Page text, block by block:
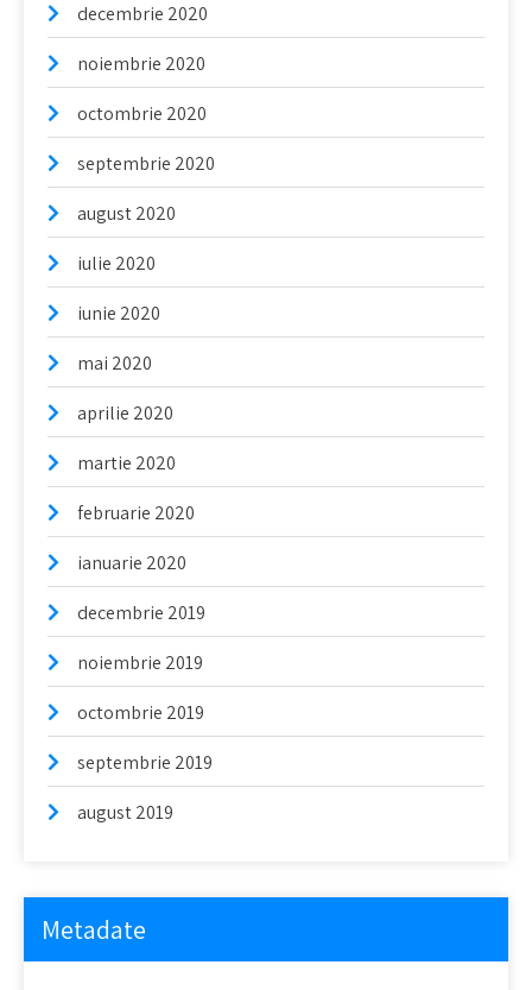
decembrie 2020
noiembrie 2020
octombrie 2020
septembrie 2020
august 2020
iulie 2020
iunie 2020
mai 2020
aprilie 2020
martie 2020
februarie 2020
ianuarie 2020
decembrie 2019
noiembrie 2019
octombrie 2019
septembrie 2019
august 2019
Metadate